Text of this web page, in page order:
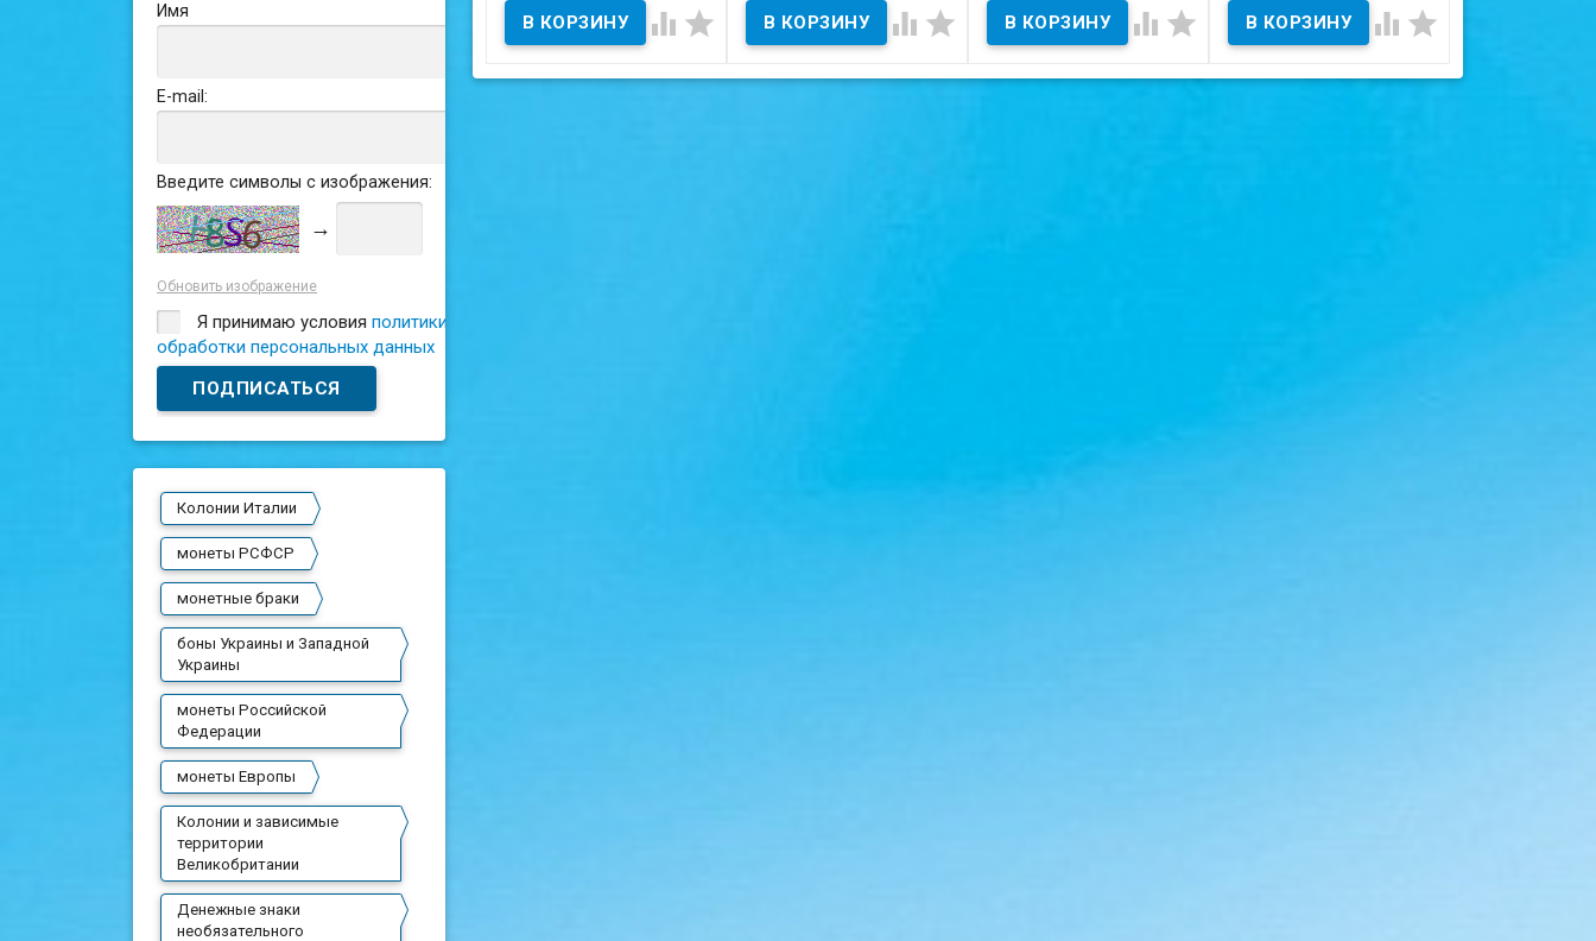
Имя
E-mail:
Введите символы с изображения:
→
Обновить изображение
Я принимаю условияполитики
обработки персональных данных
Колонии Италии
монеты РСФСР
монетные браки
боны Украины и Западной
Украины
монеты Российской
Федерации
монеты Европы
Колонии и зависимые
территории
Великобритании
Денежные знаки
необязательного
Состояние на скане.  Состояние на скане.  Состояние на скане.  Состояние на скане. 